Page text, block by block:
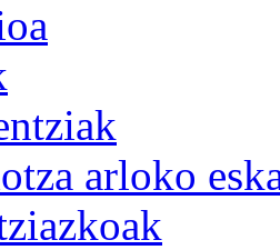
arloko